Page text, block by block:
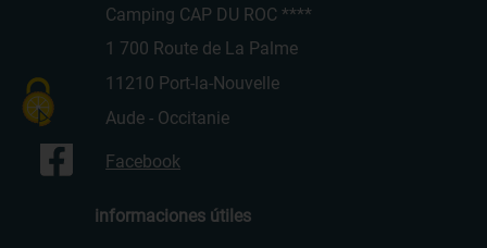
Camping CAP DU ROC ****
1 700 Route de La Palme
11210 Port-la-Nouvelle
Aude - Occitanie
Facebook
informaciones útiles